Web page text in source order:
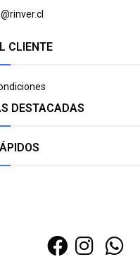
CLIENTE
DESTACADAS